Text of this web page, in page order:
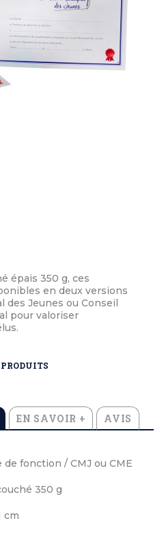
épais 350 g, ces
en deux versions
des Jeunes ou Conseil
pour valoriser
EN SAVOIR + AVIS
fonction / CMJ ou CME
350 g
cm